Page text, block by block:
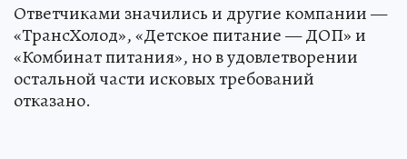
Ответчиками значились и другие компании —
«ТрансХолод», «Детское питание — ДОП» и
«Комбинат питания», но в удовлетворении
остальной части исковых требований
отказано.